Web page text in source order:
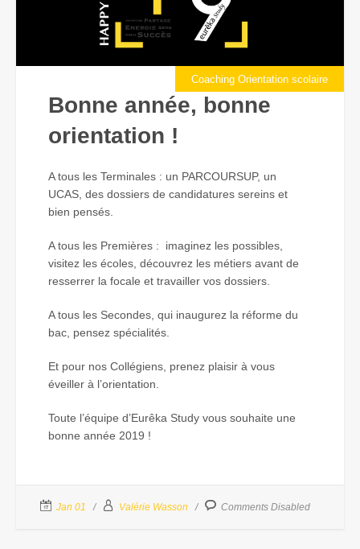
Coaching Orientation scolaire
Bonne année, bonne
orientation !
A tous les Terminales : un PARCOURSUP, un
UCAS, des dossiers de candidatures sereins et
bien pensés.
A tous les Premières : imaginez les possibles,
visitez les écoles, découvrez les métiers avant de
resserrer la focale et travailler vos dossiers.
A tous les Secondes, qui inaugurez la réforme du
bac, pensez spécialités.
Et pour nos Collégiens, prenez plaisir à vous
éveiller à l’orientation.
Toute l’équipe d’Eurêka Study vous souhaite une
bonne année 2019 !
Jan 01 Valérie Wasson Comments Disabled